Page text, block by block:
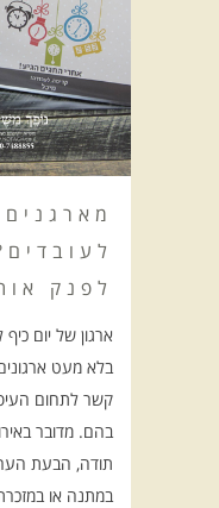
לפנק
ארגון של יום
בלא מעט
קשר לתחום
בהם. מדובר
תודה, הבעת
במתנה או